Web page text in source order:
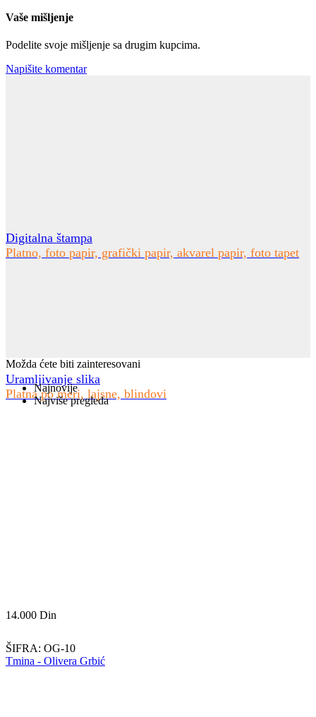
Vaše mišljenje
Podelite svoje mišljenje sa drugim kupcima.
Napišite komentar
Digitalna štampa
Platno, foto papir, grafički papir, akvarel papir, foto tapet
Uramljivanje slika
Platna po meri, lajsne, blindovi
Možda ćete biti zainteresovani
Najnovije
Najviše pregleda
14.000 Din
ŠIFRA: OG-10
Tmina - Olivera Grbić